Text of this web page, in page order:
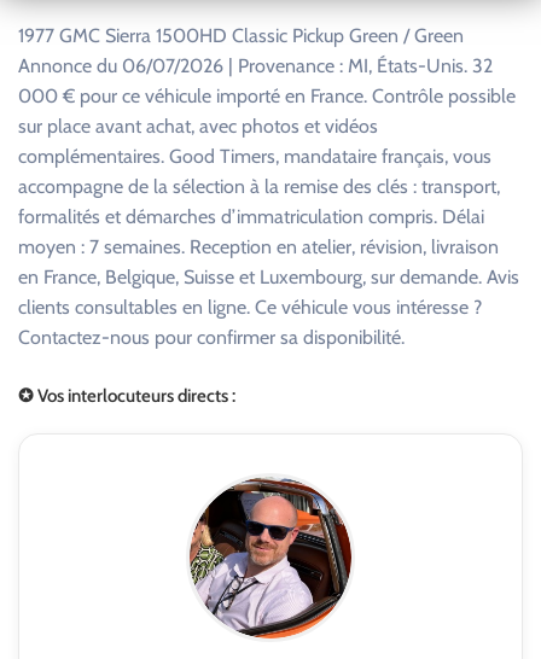
1977 GMC Sierra 1500HD Classic Pickup Green / Green
Annonce du 06/07/2026 | Provenance : MI, États-Unis. 32
000 € pour ce véhicule importé en France. Contrôle possible
sur place avant achat, avec photos et vidéos
complémentaires. Good Timers, mandataire français, vous
accompagne de la sélection à la remise des clés : transport,
formalités et démarches d’immatriculation compris. Délai
moyen : 7 semaines. Reception en atelier, révision, livraison
en France, Belgique, Suisse et Luxembourg, sur demande. Avis
clients consultables en ligne. Ce véhicule vous intéresse ?
Contactez-nous pour confirmer sa disponibilité.
✪ Vos interlocuteurs directs :